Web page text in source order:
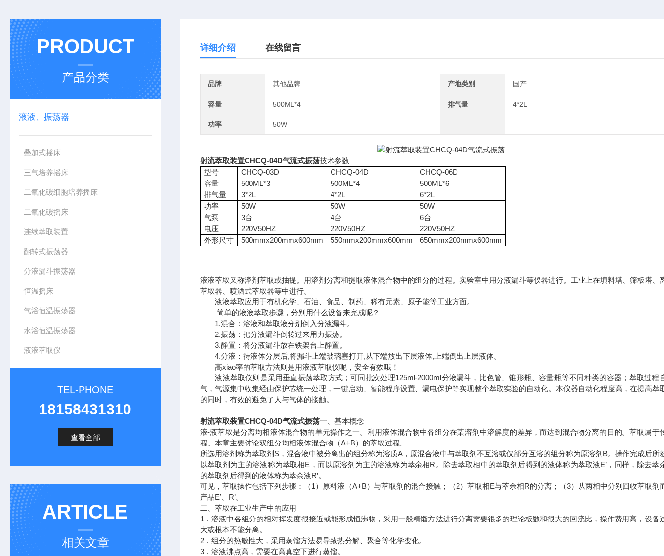
PRODUCT
产品分类
液液、振荡器
叠加式摇床
三气培养摇床
二氧化碳细胞培养摇床
二氧化碳摇床
连续萃取装置
翻转式振荡器
分液漏斗振荡器
恒温摇床
气浴恒温振荡器
水浴恒温振荡器
液液萃取仪
TEL-PHONE
18158431310
查看全部
ARTICLE
相关文章
详细介绍 在线留言
品牌 其他品牌 产地类别 国产
容量 500ML*4 排气量 4*2L
功率 50W
射流萃取装置CHCQ-04D气流式振荡技术参数
型号
CHCQ-03D CHCQ-04D
CHCQ-06D
容量
500ML*3 500ML*4
500ML*6
排气量
3*2L 4*2L
6*2L
功率
50W 50W
50W
气泵
3台 4台
6台
电压
220V50HZ 220V50HZ
220V50HZ
外形尺寸
500mmx200mmx600mm 550mmx200mmx600mm 650mmx200mmx600mm
液液萃取又称溶剂萃取或抽提。用溶剂分离和提取液体混合物中的组分的过程。实验室中用分液漏斗等仪器进行。工业上在填料塔、筛板塔、
萃取器、喷洒式萃取器等中进行。
液液萃取应用于有机化学、石油、食品、制药、稀有元素、原子能等工业方面。
简单的液液萃取步骤，分别用什么设备来完成呢？
1.混合：溶液和萃取液分别倒入分液漏斗。
2.振荡：把分液漏斗倒转过来用力振荡。
3.静置：将分液漏斗放在铁架台上静置。
4.分液：待液体分层后,将漏斗上端玻璃塞打开,从下端放出下层液体,上端倒出上层液体。
高xiao率的萃取方法则是用液液萃取仪呢，安全有效哦！
液液萃取仪则是采用垂直振荡萃取方式；可同批次处理125ml-2000ml分液漏斗，比色管、锥形瓶、容量瓶等不同种类的容器；萃取过程
气，气源集中收集经由保护芯统一处理，一键启动、智能程序设置、漏电保护等实现整个萃取实验的自动化。本仪器自动化程度高，在提高萃
的同时，有效的避免了人与气体的接触。
射流萃取装置CHCQ-04D气流式振荡一、基本概念
液-液萃取是分离均相液体混合物的单元操作之一。利用液体混合物中各组分在某溶剂中溶解度的差异，而达到混合物分离的目的。萃取属于
程。本章主要讨论双组分均相液体混合物（A+B）的萃取过程。
所选用溶剂称为萃取剂S，混合液中被分离出的组分称为溶质A，原混合液中与萃取剂不互溶或仅部分互溶的组分称为原溶剂B。操作完成后所
以萃取剂为主的溶液称为萃取相E，而以原溶剂为主的溶液称为萃余相R。除去萃取相中的萃取剂后得到的液体称为萃取液E’，同样，除去萃
的萃取剂后得到的液体称为萃余液R’。
可见，萃取操作包括下列步骤：（1）原料液（A+B）与萃取剂的混合接触；（2）萃取相E与萃余相R的分离；（3）从两相中分别回收萃取剂
产品E’、R’。
二、萃取在工业生产中的应用
1．溶液中各组分的相对挥发度很接近或能形成恒沸物，采用一般精馏方法进行分离需要很多的理论板数和很大的回流比，操作费用高，设备
大或根本不能分离。
2．组分的热敏性大，采用蒸馏方法易导致热分解、聚合等化学变化。
3．溶液沸点高，需要在高真空下进行蒸馏。